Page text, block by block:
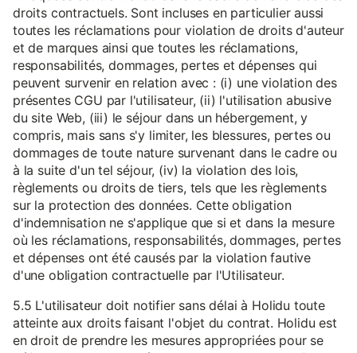
droits contractuels. Sont incluses en particulier aussi
toutes les réclamations pour violation de droits d'auteur
et de marques ainsi que toutes les réclamations,
responsabilités, dommages, pertes et dépenses qui
peuvent survenir en relation avec : (i) une violation des
présentes CGU par l'utilisateur, (ii) l'utilisation abusive
du site Web, (iii) le séjour dans un hébergement, y
compris, mais sans s'y limiter, les blessures, pertes ou
dommages de toute nature survenant dans le cadre ou
à la suite d'un tel séjour, (iv) la violation des lois,
règlements ou droits de tiers, tels que les règlements
sur la protection des données. Cette obligation
d'indemnisation ne s'applique que si et dans la mesure
où les réclamations, responsabilités, dommages, pertes
et dépenses ont été causés par la violation fautive
d'une obligation contractuelle par l'Utilisateur.
5.5 L'utilisateur doit notifier sans délai à Holidu toute
atteinte aux droits faisant l'objet du contrat. Holidu est
en droit de prendre les mesures appropriées pour se